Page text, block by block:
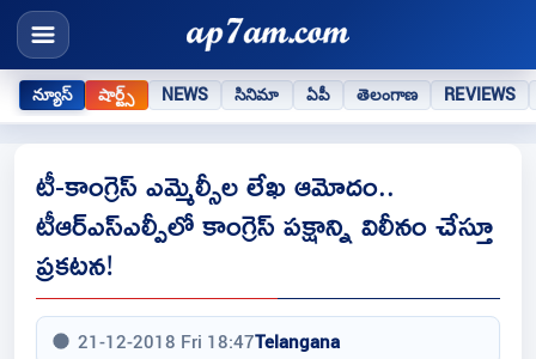
న్యూస్ షార్ట్స్ NEWS సినిమా ఏపీ తెలంగాణ REVIEWS
టీ-కాంగ్రెస్ ఎమ్మెల్సీల లేఖ ఆమోదం..
టీఆర్ఎస్ఎల్పీలో కాంగ్రెస్ పక్షాన్ని విలీనం చేస్తూ
ప్రకటన!
21-12-2018 Fri 18:47Telangana